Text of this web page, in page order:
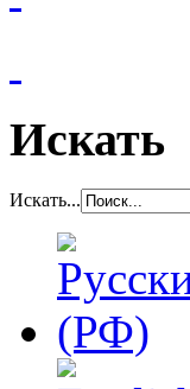
Искать
Искать...